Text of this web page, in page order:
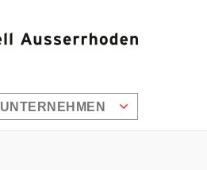
UNTERNEHMEN